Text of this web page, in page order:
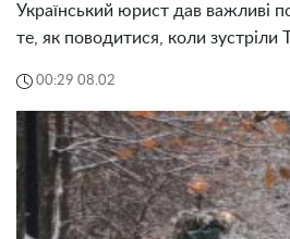
Український юрист дав важливі
те, як поводитися, коли зустріли
00:29 08.02